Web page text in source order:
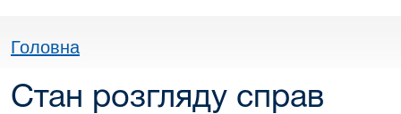
Головна
Стан розгляду справ